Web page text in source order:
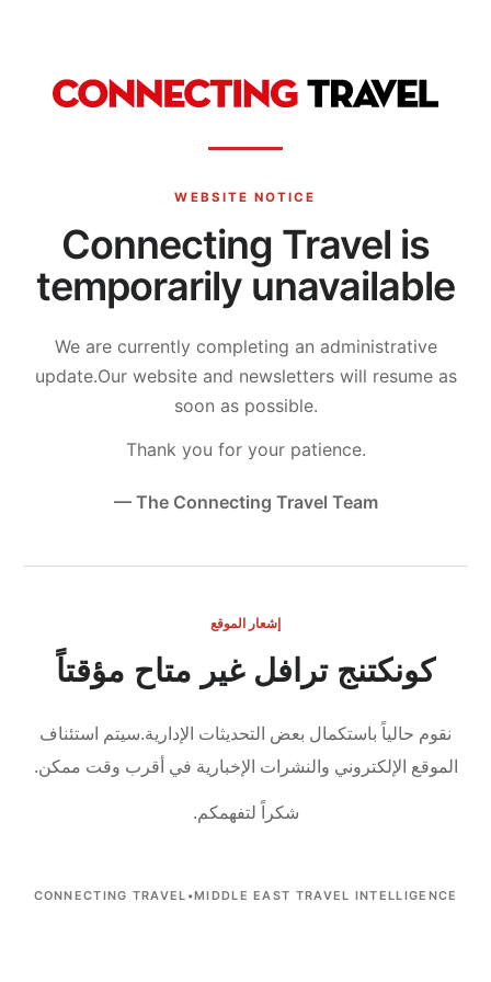
WEBSITE NOTICE
Connecting Travel is
temporarily unavailable
We are currently completing an administrative
update.Our website and newsletters will resume as
soon as possible.
Thank you for your patience.
— The Connecting Travel Team
إشعار الموقع
كونكتنج ترافل غير متاح مؤقتاً
نقوم حالياً باستكمال بعض التحديثات الإدارية.سيتم استئناف
الموقع الإلكتروني والنشرات الإخبارية في أقرب وقت ممكن.
شكراً لتفهمكم.
CONNECTING TRAVEL •MIDDLE EAST TRAVEL INTELLIGENCE